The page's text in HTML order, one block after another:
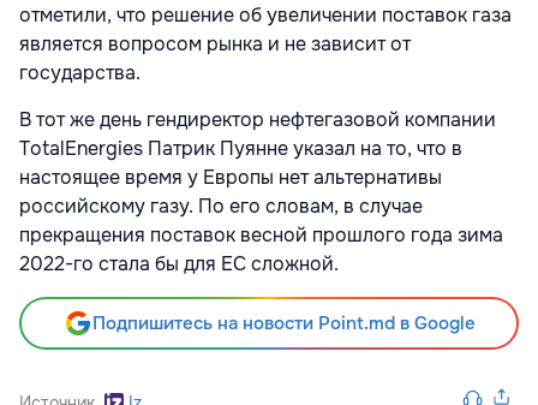
отметили, что решение об увеличении поставок газа
является вопросом рынка и не зависит от
государства.
В тот же день гендиректор нефтегазовой компании
TotalEnergies Патрик Пуянне указал на то, что в
настоящее время у Европы нет альтернативы
российскому газу. По его словам, в случае
прекращения поставок весной прошлого года зима
2022-го стала бы для ЕС сложной.
Подпишитесь на новости Point.md в Google